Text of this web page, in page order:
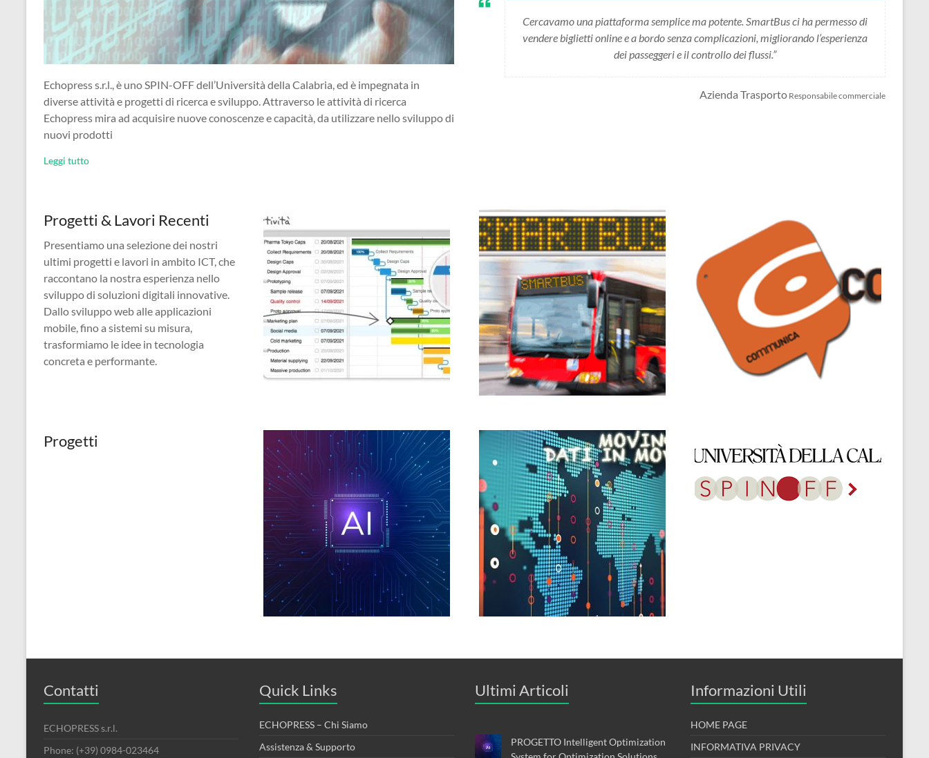
Echopress s.r.l., è uno SPIN-OFF dell’Università della Calabria, ed è impegnata in
diverse attività e progetti di ricerca e sviluppo. Attraverso le attività di ricerca
Echopress mira ad acquisire nuove conoscenze e capacità, da utilizzare nello sviluppo di
nuovi prodotti
Leggi tutto
Cercavamo una piattaforma semplice ma potente. SmartBus ci ha permesso di
vendere biglietti online e a bordo senza complicazioni, migliorando l’esperienza
dei passeggeri e il controllo dei flussi.”
Azienda Trasporto Responsabile commerciale
Progetti & Lavori Recenti
Presentiamo una selezione dei nostri
ultimi progetti e lavori in ambito ICT, che
raccontano la nostra esperienza nello
sviluppo di soluzioni digitali innovative.
Dallo sviluppo web alle applicazioni
mobile, fino a sistemi su misura,
trasformiamo le idee in tecnologia
concreta e performante.
Progetti
Contatti
ECHOPRESS s.r.l.
Phone: (+39) 0984-023464
Quick Links
ECHOPRESS – Chi Siamo
Assistenza & Supporto
Ultimi Articoli
PROGETTO Intelligent Optimization
Informazioni Utili
HOME PAGE
INFORMATIVA PRIVACY